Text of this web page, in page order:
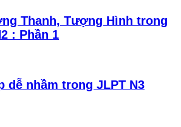
Thanh, Tượng Hình trong
: Phần 1
dễ nhầm trong JLPT N3